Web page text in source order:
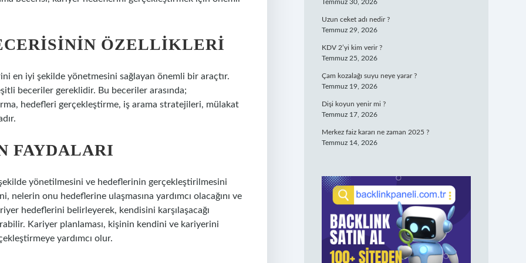
ÖZELLIKLERI
en iyi şekilde yönetmesini sağlayan önemli bir araçtır.
beceriler gereklidir. Bu beceriler arasında;
hedefleri gerçekleştirme, iş arama stratejileri, mülakat
FAYDALARI
yönetilmesini ve hedeflerinin gerçekleştirilmesini
onu hedeflerine ulaşmasına yardımcı olacağını ve
hedeflerini belirleyerek, kendisini karşılaşacağı
Kariyer planlaması, kişinin kendini ve kariyerini
yardımcı olur.
Temmuz 30, 2026
Uzun ceket adı nedir ?
Temmuz 29, 2026
KDV 2’yi kim verir ?
Temmuz 25, 2026
Çam kozalağı suyu neye yarar ?
Temmuz 19, 2026
Dişi koyun yenir mi ?
Temmuz 17, 2026
Merkez faiz kararı ne zaman 2025 ?
Temmuz 14, 2026